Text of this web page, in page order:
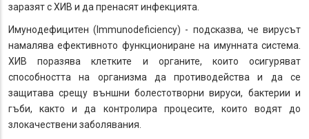
заразят с ХИВ и да пренасят инфекцията.
Имунодефицитен (Immunodeficiency) - подсказва, че вирусът
намалява ефективното функциониране на имунната система.
ХИВ поразява клетките и органите, които осигуряват
способността на организма да противодейства и да се
защитава срещу външни болестотворни вируси, бактерии и
гъби, както и да контролира процесите, които водят до
злокачествени заболявания.